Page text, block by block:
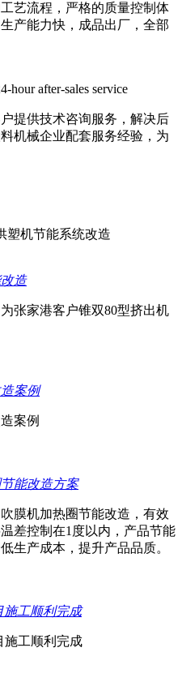
艺流程，严格的质量控制体
产能力快，成品出厂，全部
hour after-sales service
提供技术咨询服务，解决后
机械企业配套服务经验，为
塑机节能系统改造
造
张家港客户锥双80型挤出机
案例
案例
能改造方案
膜机加热圈节能改造，有效
差控制在1度以内，产品节能
生产成本，提升产品品质。
施工顺利完成
施工顺利完成